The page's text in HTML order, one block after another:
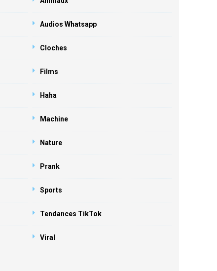
Audios Whatsapp
Cloches
Films
Haha
Machine
Nature
Prank
Sports
Tendances TikTok
Viral